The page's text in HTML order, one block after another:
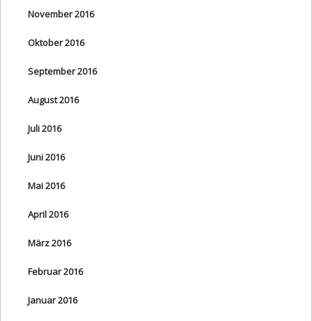
November 2016
Oktober 2016
September 2016
August 2016
Juli 2016
Juni 2016
Mai 2016
April 2016
März 2016
Februar 2016
Januar 2016